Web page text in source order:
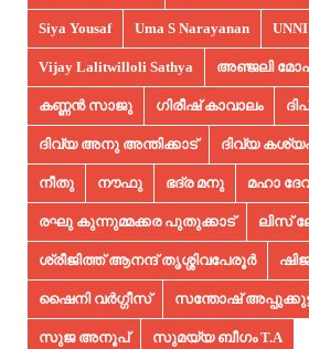
Siya Yousaf Uma S Narayanan
Vijay Lalitwilloli Sathya അഞ്ജലി
കണ്ണൻ സാജു ഗിരീഷ് കാവാലം
ദിവ്യ അനു അന്തിക്കാട് ദിവ്യ
നീതു നൗഫു ഭദ്ര മനു മഹാ
രഘു കുന്നുമ്മക്കര പുതുക്കാട് ലിസ്
ശ്രീജിത്ത് ആനന്ദ് തൃശ്ശിവപേരൂർ
ഷൈനി വർഗ്ഗീസ് സന്തോഷ്
സുജ അനൂപ്‌ സുമയ്യ ബീഗം T.A